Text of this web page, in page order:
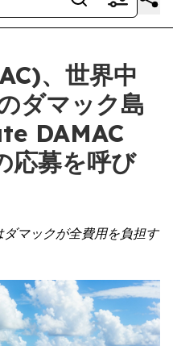
、世界中
ダマック島
DAMAC
募を呼び
マックが全費用を負担す